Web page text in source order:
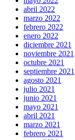
abril 2022
marzo 2022
febrero 2022
enero 2022
diciembre 2021
noviembre 2021
octubre 2021
septiembre 2021
agosto 2021
julio 2021
junio 2021
mayo 2021
abril 2021
marzo 2021
febrero 2021